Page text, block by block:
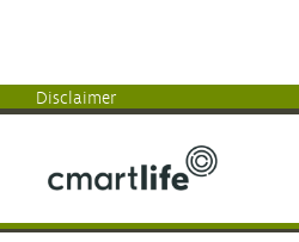
Disclaimer